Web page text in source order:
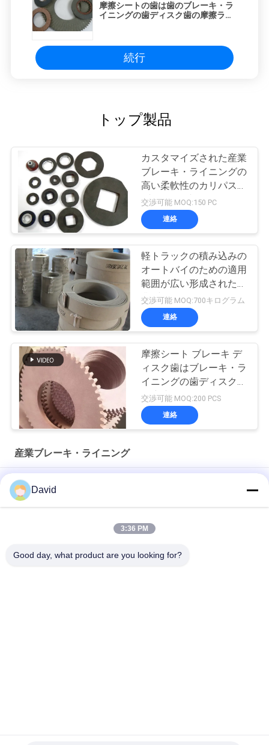
PRIVACY
POLICY
摩擦シートの歯は歯のブレーキ・ラ
イニングの歯ディスク歯の摩擦ライ
続行
トップ製品
カスタマイズされた産業
ブレーキ・ライニングの
高い柔軟性のカリパス
ブレーキ ブロック
交渉可能 MOQ:150 PC
連絡
軽トラックの積み込みの
オートバイのための適用
範囲が広い形成された産
業ブレーキ・ライニング
交渉可能 MOQ:700キログラム
連絡
摩擦シート ブレーキ デ
ィスク歯はブレーキ・ラ
イニングの歯ディスク歯
の摩擦ライニングを
交渉可能 MOQ:200 PCS
連絡
産業ブレーキ・ライニング
厚さ3mmのアスベストスの自由な摩擦材料
力出版物機械オイル抵抗の産業ブレーキ・ライニング
ウインドラスのトラクターのための適用範囲が広い産業摩擦材
David
3:36 PM
Good day, what product are you looking for?